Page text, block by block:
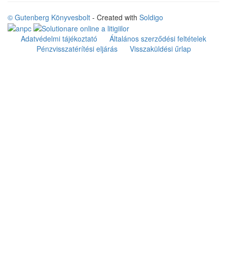
© Gutenberg Könyvesbolt - Created with Soldigo
Adatvédelmi tájékoztató
Általános szerződési feltételek
Pénzvisszatérítési eljárás
Visszaküldési űrlap